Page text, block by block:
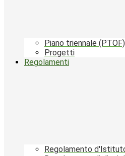
Piano triennale (PTOF)
Progetti
Regolamenti
Regolamento